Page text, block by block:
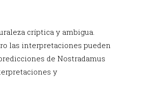
críptica y ambigua.
las interpretaciones pueden
de Nostradamus
y